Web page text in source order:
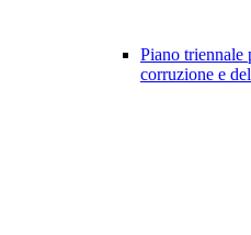
Piano triennale
corruzione e